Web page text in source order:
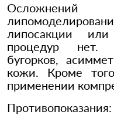
липосакции
процедур нет.
бугорков,
кожи. Кроме
применении
Противопоказания: